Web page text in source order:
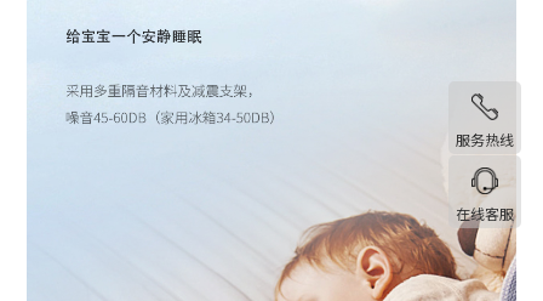
服务热线
在线客服